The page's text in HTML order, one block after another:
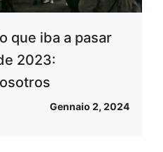
que iba a pasar
2023:
Gennaio 2, 2024